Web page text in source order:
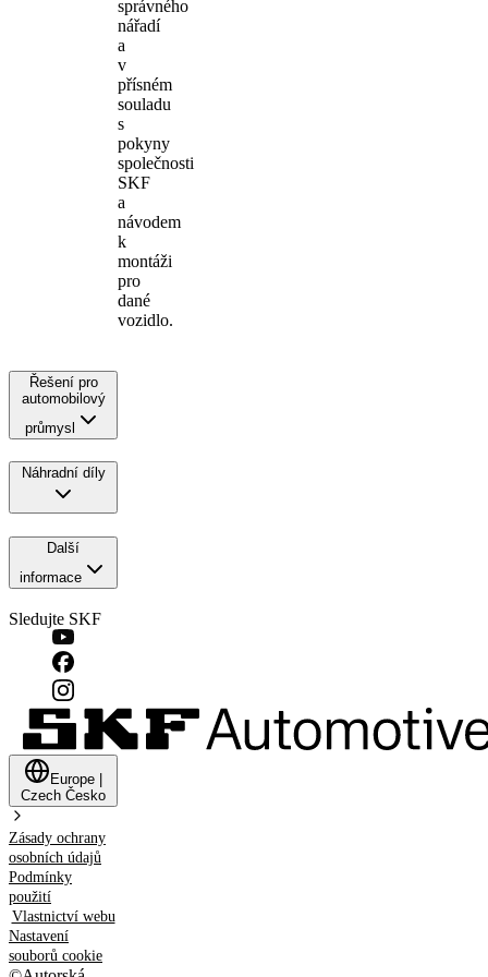
správného
nářadí
a
v
přísném
souladu
s
pokyny
společnosti
SKF
a
návodem
k
montáži
pro
dané
vozidlo.
Řešení pro
automobilový
průmysl
Náhradní díly
Další
informace
Sledujte SKF
Europe
Czech Česko
Zásady ochrany
osobních údajů
Podmínky
použití
Vlastnictví webu
Nastavení
souborů cookie